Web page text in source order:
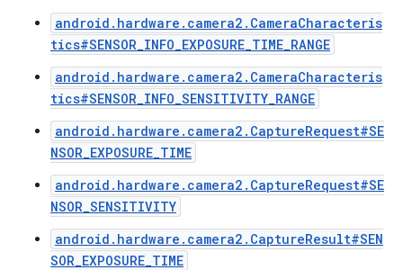
android.hardware.camera2.CameraCharacteris
tics#SENSOR_INFO_EXPOSURE_TIME_RANGE
android.hardware.camera2.CameraCharacteris
tics#SENSOR_INFO_SENSITIVITY_RANGE
android.hardware.camera2.CaptureRequest#SE
NSOR_EXPOSURE_TIME
android.hardware.camera2.CaptureRequest#SE
NSOR_SENSITIVITY
android.hardware.camera2.CaptureResult#SEN
SOR_EXPOSURE_TIME